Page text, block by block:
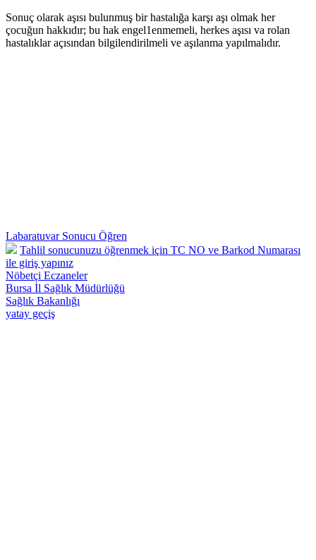
Sonuç olarak aşısı bulunmuş bir hastalığa karşı aşı olmak her
çocuğun hakkıdır; bu hak engel1enmemeli, herkes aşısı va rolan
hastalıklar açısından bilgilendirilmeli ve aşılanma yapılmalıdır.
Labaratuvar Sonucu Öğren
Tahlil sonucunuzu öğrenmek için TC NO ve Barkod Numarası
ile giriş yapınız
Nöbetçi Eczaneler
Bursa İl Sağlık Müdürlüğü
Sağlık Bakanlığı
yatay geçiş